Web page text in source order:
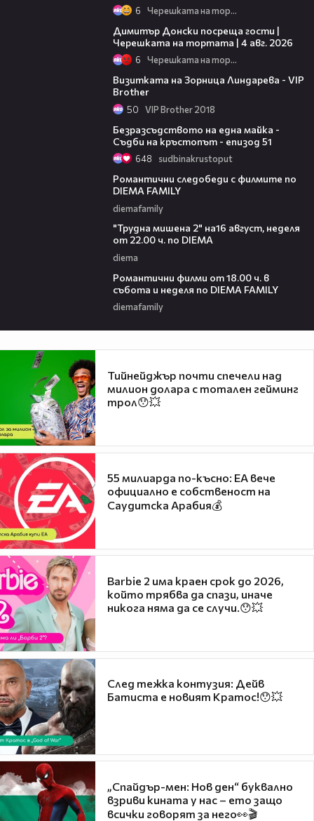
6 Черешката на тортата
Димитър Донски посреща гости |
Черешката на тортата | 4 авг. 2026
6 Черешката на тортата
Визитката на Зорница Линдарева - VIP
Brother
50 VIP Brother 2018
Безразсъдството на една майка -
Съдби на кръстопът - епизод 51
648 sudbinakrustoput
Романтични следобеди с филмите по
DIEMA FAMILY
diemafamily
"Трудна мишена 2" на16 август, неделя
от 22.00 ч. по DIEMA
diema
Романтични филми от 18.00 ч. в
събота и неделя по DIEMA FAMILY
diemafamily
Тийнейджър почти спечели над
милион долара с тотален гейминг
трол😯💥
55 милиарда по-късно: EA вече
официално е собственост на
Саудитска Арабия💰
Barbie 2 има краен срок до 2026,
който трябва да спази, иначе
никога няма да се случи.😯💥
След тежка контузия: Дейв
Батиста е новият Кратос!😯💥
„Спайдър-мен: Нов ден“ буквално
взриви кината у нас – ето защо
всички говорят за него👀🎬